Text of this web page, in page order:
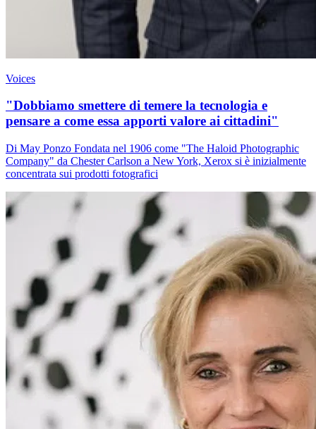
Voices
"Dobbiamo smettere di temere la tecnologia e
pensare a come essa apporti valore ai cittadini"
Di May Ponzo Fondata nel 1906 come "The Haloid Photographic
Company" da Chester Carlson a New York, Xerox si è inizialmente
concentrata sui prodotti fotografici